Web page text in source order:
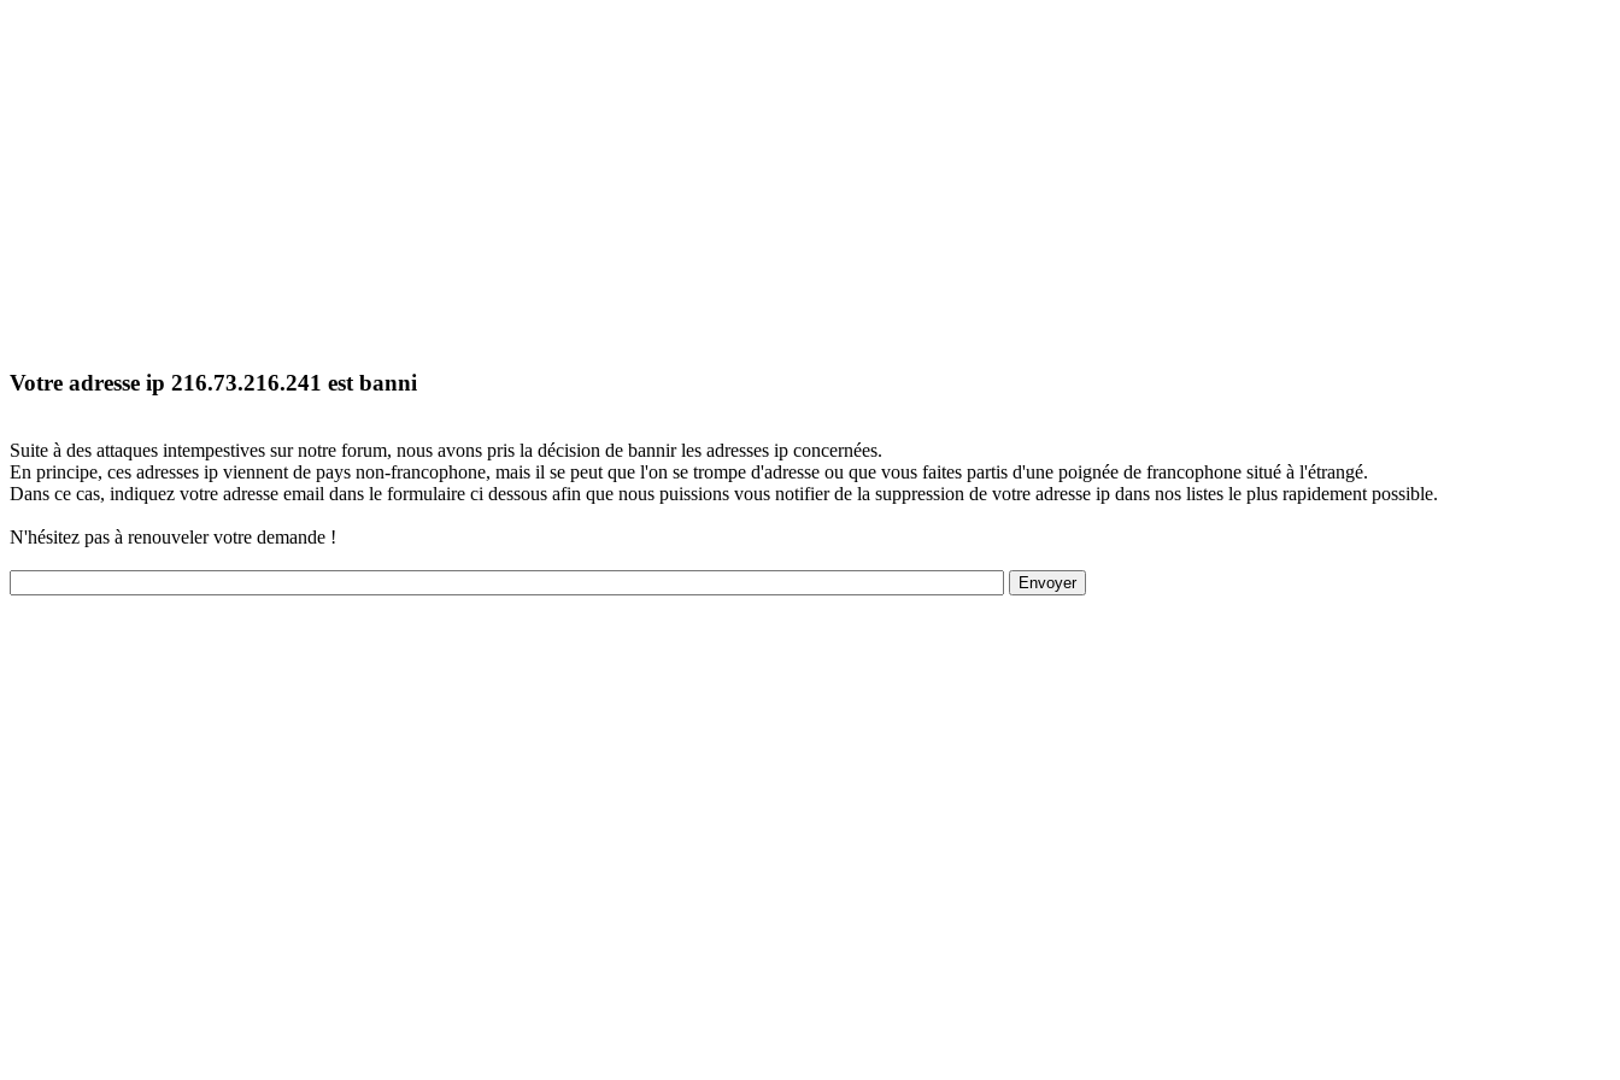
Votre adresse ip 216.73.216.241 est banni
Suite à des attaques intempestives sur notre forum, nous avons pris la décision de bannir les adresses ip concernées.
En principe, ces adresses ip viennent de pays non-francophone, mais il se peut que l'on se trompe d'adresse ou que vous faites partis d'une poignée de francophone situé à l'étrangé.
Dans ce cas, indiquez votre adresse email dans le formulaire ci dessous afin que nous puissions vous notifier de la suppression de votre adresse ip dans nos listes le plus rapidement possible.
N'hésitez pas à renouveler votre demande !